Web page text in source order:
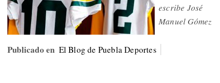
escribe José
Manuel Gómez
Publicado en El Blog de Puebla Deportes